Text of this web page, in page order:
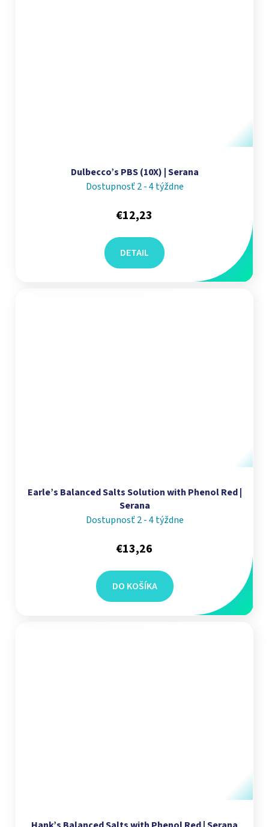
Dulbecco’s PBS (10X) | Serana
Dostupnosť 2 - 4 týždne
€12,23
DETAIL
Earle’s Balanced Salts Solution with Phenol Red |
Serana
Dostupnosť 2 - 4 týždne
€13,26
DO KOŠÍKA